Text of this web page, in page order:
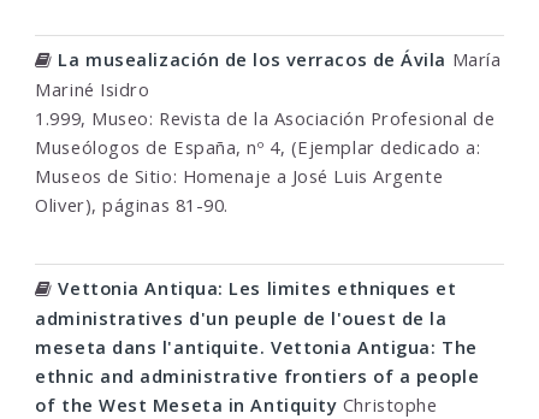
La musealización de los verracos de Ávila María
Mariné Isidro
1.999, Museo: Revista de la Asociación Profesional de
Museólogos de España, nº 4, (Ejemplar dedicado a:
Museos de Sitio: Homenaje a José Luis Argente
Oliver), páginas 81-90.
Vettonia Antiqua: Les limites ethniques et
administratives d'un peuple de l'ouest de la
meseta dans l'antiquite. Vettonia Antigua: The
ethnic and administrative frontiers of a people
of the West Meseta in Antiquity Christophe